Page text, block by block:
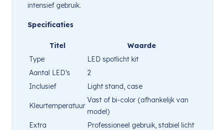
intensief gebruik.
Specificaties
Titel
Waarde
Type
LED spotlicht kit
Aantal LED’s
2
Inclusief
Light stand, case
Kleurtemperatuur
Vast of bi-color (afhankelijk van
model)
Extra
Professioneel gebruik, stabiel licht